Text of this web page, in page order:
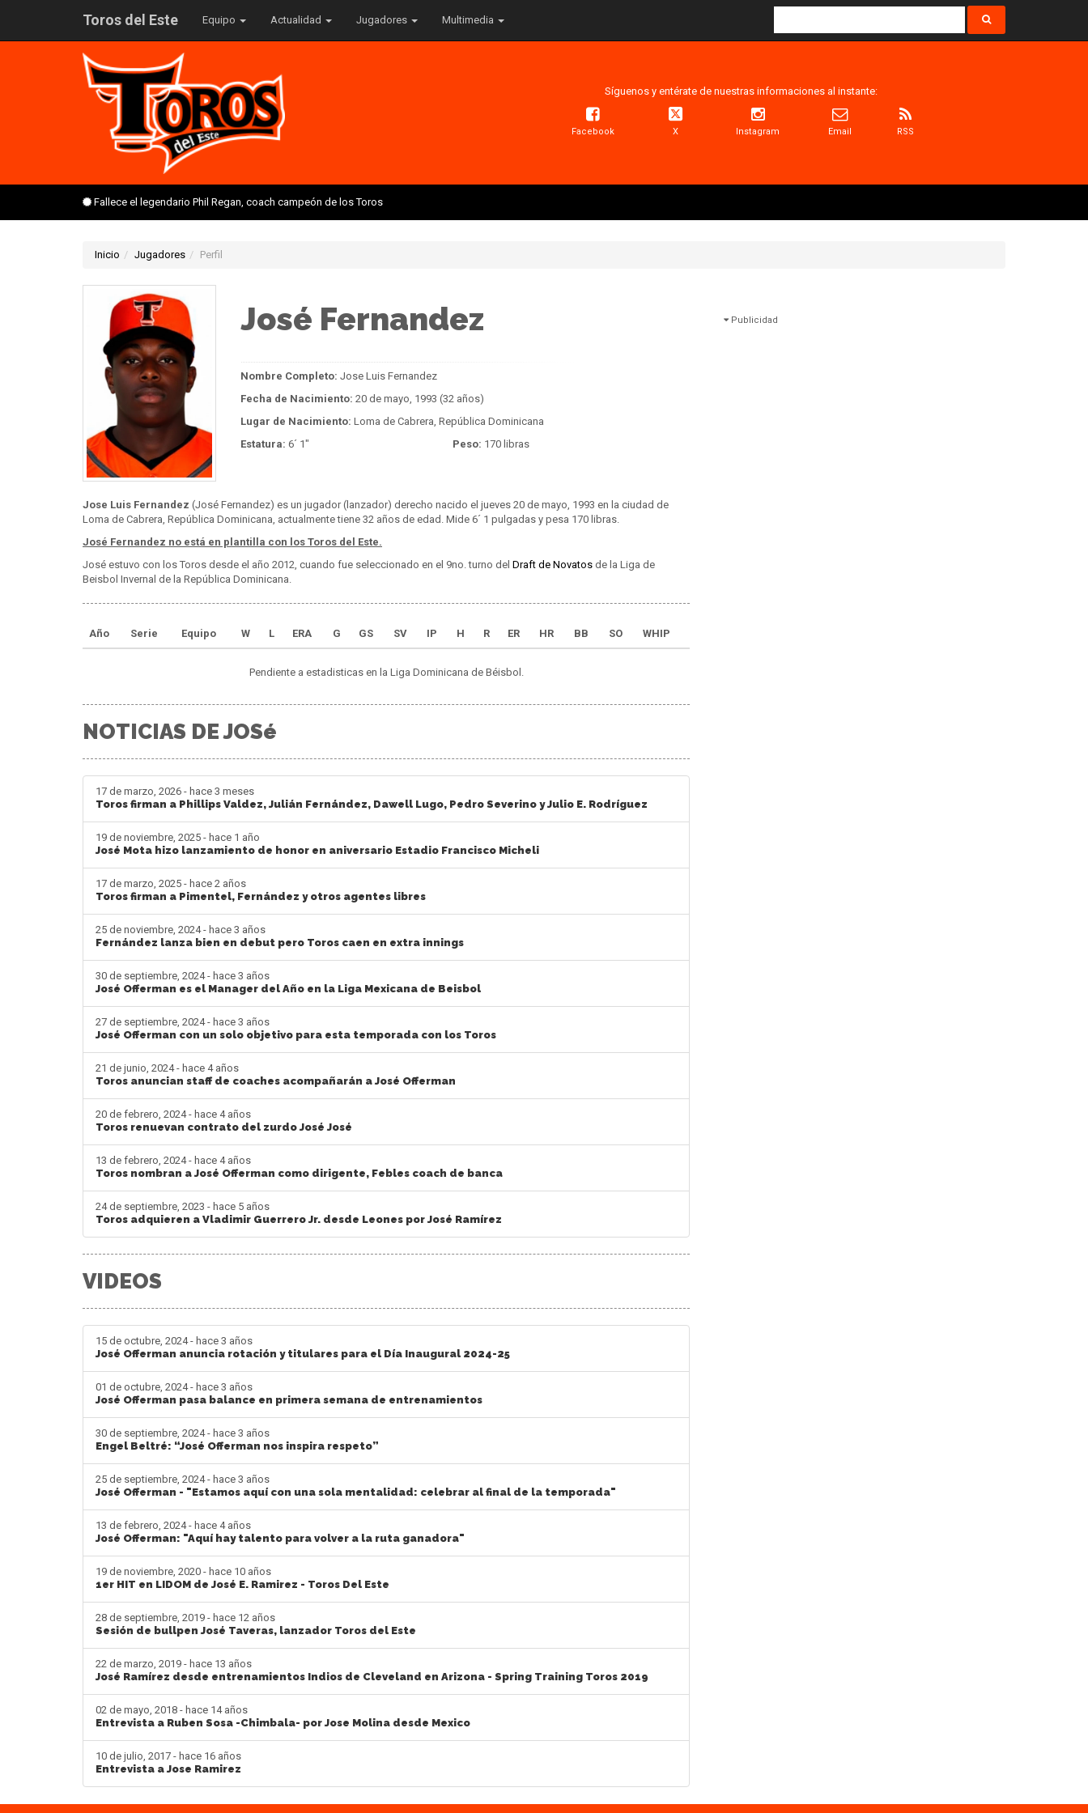
Toros del Este Equipo Actualidad Jugadores Multimedia
Síguenos y entérate de nuestras informaciones al instante:
Facebook X Instagram Email RSS
Fallece el legendario Phil Regan, coach campeón de los Toros
Inicio Jugadores Perfil
José Fernandez
Nombre Completo: Jose Luis Fernandez
Fecha de Nacimiento: 20 de mayo, 1993 (32 años)
Lugar de Nacimiento: Loma de Cabrera, República Dominicana
Estatura: 6´ 1" Peso: 170 libras
Jose Luis Fernandez (José Fernandez) es un jugador (lanzador) derecho nacido el jueves 20 de mayo, 1993 en la ciudad de
Loma de Cabrera, República Dominicana, actualmente tiene 32 años de edad. Mide 6´ 1 pulgadas y pesa 170 libras.
José Fernandez no está en plantilla con los Toros del Este.
José estuvo con los Toros desde el año 2012, cuando fue seleccionado en el 9no. turno del Draft de Novatos de la Liga de
Beisbol Invernal de la República Dominicana.
Año Serie Equipo W L ERA G GS SV IP H R ER HR BB SO WHIP
Pendiente a estadisticas en la Liga Dominicana de Béisbol.
NOTICIAS DE JOSé
17 de marzo, 2026 - hace 3 meses
Toros firman a Phillips Valdez, Julián Fernández, Dawell Lugo, Pedro Severino y Julio E. Rodríguez
19 de noviembre, 2025 - hace 1 año
José Mota hizo lanzamiento de honor en aniversario Estadio Francisco Micheli
17 de marzo, 2025 - hace 2 años
Toros firman a Pimentel, Fernández y otros agentes libres
25 de noviembre, 2024 - hace 3 años
Fernández lanza bien en debut pero Toros caen en extra innings
30 de septiembre, 2024 - hace 3 años
José Offerman es el Manager del Año en la Liga Mexicana de Beisbol
27 de septiembre, 2024 - hace 3 años
José Offerman con un solo objetivo para esta temporada con los Toros
21 de junio, 2024 - hace 4 años
Toros anuncian staff de coaches acompañarán a José Offerman
20 de febrero, 2024 - hace 4 años
Toros renuevan contrato del zurdo José José
13 de febrero, 2024 - hace 4 años
Toros nombran a José Offerman como dirigente, Febles coach de banca
24 de septiembre, 2023 - hace 5 años
Toros adquieren a Vladimir Guerrero Jr. desde Leones por José Ramírez
VIDEOS
15 de octubre, 2024 - hace 3 años
José Offerman anuncia rotación y titulares para el Día Inaugural 2024-25
01 de octubre, 2024 - hace 3 años
José Offerman pasa balance en primera semana de entrenamientos
30 de septiembre, 2024 - hace 3 años
Engel Beltré: “José Offerman nos inspira respeto”
25 de septiembre, 2024 - hace 3 años
José Offerman - "Estamos aquí con una sola mentalidad: celebrar al final de la temporada"
13 de febrero, 2024 - hace 4 años
José Offerman: "Aquí hay talento para volver a la ruta ganadora"
19 de noviembre, 2020 - hace 10 años
1er HIT en LIDOM de José E. Ramirez - Toros Del Este
28 de septiembre, 2019 - hace 12 años
Sesión de bullpen José Taveras, lanzador Toros del Este
22 de marzo, 2019 - hace 13 años
José Ramírez desde entrenamientos Indios de Cleveland en Arizona - Spring Training Toros 2019
02 de mayo, 2018 - hace 14 años
Entrevista a Ruben Sosa -Chimbala- por Jose Molina desde Mexico
10 de julio, 2017 - hace 16 años
Entrevista a Jose Ramirez
Publicidad